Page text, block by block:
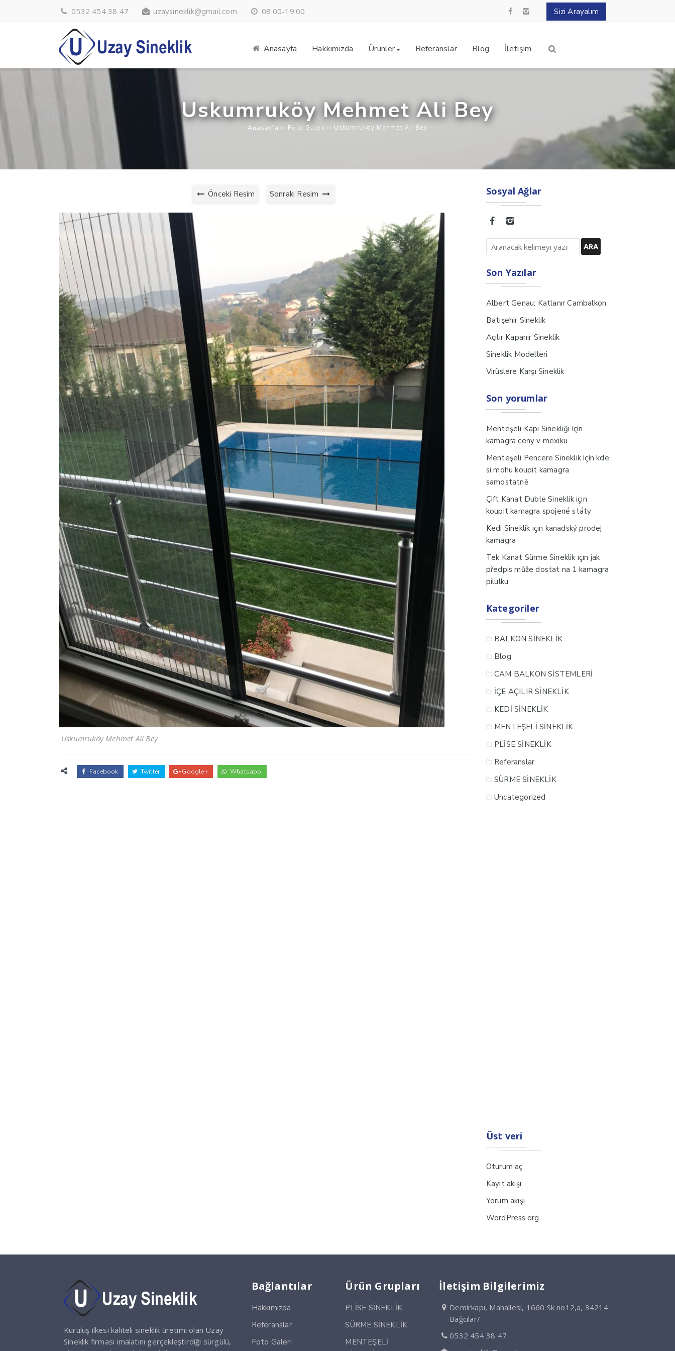
0532 454 38 47 uzaysineklik@gmail.com 08:00-19:00 Sizi Arayalım
Anasayfa Hakkımızda Ürünler Referanslar Blog İletişim
Uskumruköy Mehmet Ali Bey
Anasayfa ›› Foto Galeri ›› Uskumruköy Mehmet Ali Bey
Önceki Resim Sonraki Resim
Uskumruköy Mehmet Ali Bey
Facebook Twitter Google+ Whatsapp
Sosyal Ağlar
Son Yazılar
Albert Genau: Katlanır Cambalkon
Batışehir Sineklik
Açılır Kapanır Sineklik
Sineklik Modelleri
Virüslere Karşı Sineklik
Son yorumlar
Menteşeli Kapı Sinekliği için
kamagra ceny v mexiku
Menteşeli Pencere Sineklik içinkde
si mohu koupit kamagra
samostatně
Çift Kanat Duble Sineklikiçin
koupit kamagra spojené státy
Kedi Sineklik için kanadský prodej
kamagra
Tek Kanat Sürme Sineklik için jak
předpis může dostat na 1 kamagra
pilulku
Kategoriler
BALKON SİNEKLİK
Blog
CAM BALKON SİSTEMLERİ
İÇE AÇILIR SİNEKLİK
KEDİ SİNEKLİK
MENTEŞELİ SİNEKLİK
PLİSE SİNEKLİK
Referanslar
SÜRME SİNEKLİK
Uncategorized
Üst veri
Oturum aç
Kayıt akışı
Yorum akışı
WordPress.org
Kuruluş ilkesi kaliteli sineklik üretimi olan Uzay
Sineklik firması imalatını gerçekleştirdiği sürgülü,
Bağlantılar
Hakkımızda
Referanslar
Foto Galeri
Ürün Grupları
PLİSE SİNEKLİK
SÜRME SİNEKLİK
MENTEŞELİ
İletişim Bilgilerimiz
Demirkapı, Mahallesi, 1660 Sk no12,a, 34214
Bağcılar/
0532 454 38 47